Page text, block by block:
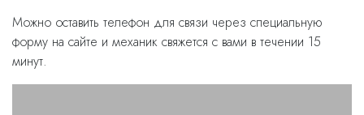
Можно оставить телефон для связи через специальную
форму на сайте и механик свяжется с вами в течении 15
минут.